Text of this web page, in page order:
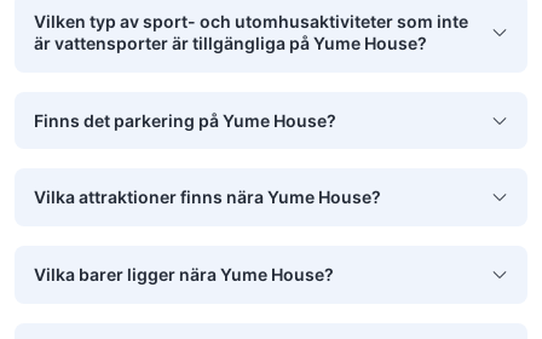
Vilken typ av sport- och utomhusaktiviteter som inte
är vattensporter är tillgängliga på Yume House?
Finns det parkering på Yume House?
Vilka attraktioner finns nära Yume House?
Vilka barer ligger nära Yume House?